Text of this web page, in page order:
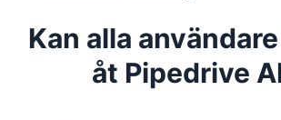
Kan alla
åt Pipedrive